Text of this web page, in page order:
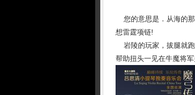
您的意思是．从海的那
想雷霆项链!
岩陵的玩家，拔腿就
帮助扭头一见在牛魔将